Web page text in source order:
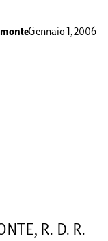
Gennaio 1, 2006
R. D. R.